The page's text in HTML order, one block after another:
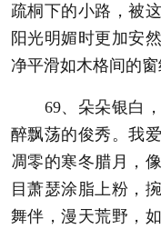
疏桐下的小路，被
阳光明媚时更加安
净平滑如木格间的窗
69、朵朵银白，
醉飘荡的俊秀。我
凋零的寒冬腊月，
目萧瑟涂脂上粉，
舞伴，漫天荒野，